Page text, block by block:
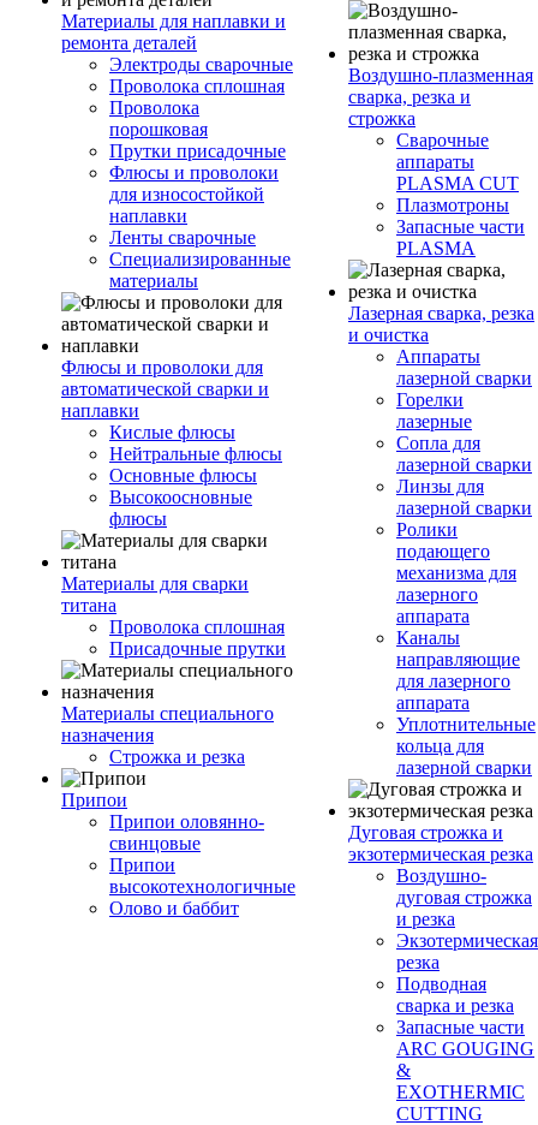
Материалы для наплавки и
ремонта деталей
Электроды сварочные
Проволока сплошная
Проволока
порошковая
Прутки присадочные
Флюсы и проволоки
для износостойкой
наплавки
Ленты сварочные
Специализированные
материалы
Флюсы и проволоки для
автоматической сварки и
наплавки
Кислые флюсы
Нейтральные флюсы
Основные флюсы
Высокоосновные
флюсы
Материалы для сварки
титана
Проволока сплошная
Присадочные прутки
Материалы специального
назначения
Строжка и резка
Припои
Припои оловянно-
свинцовые
Припои
высокотехнологичные
Олово и баббит
Воздушно-плазменная
сварка, резка и
строжка
Сварочные
аппараты
PLASMA CUT
Плазмотроны
Запасные части
PLASMA
Лазерная сварка, резка
и очистка
Аппараты
лазерной сварки
Горелки
лазерные
Сопла для
лазерной сварки
Линзы для
лазерной сварки
Ролики
подающего
механизма для
лазерного
аппарата
Каналы
направляющие
для лазерного
аппарата
Уплотнительные
кольца для
лазерной сварки
Дуговая строжка и
экзотермическая резка
Воздушно-
дуговая строжка
и резка
Экзотермическая
резка
Подводная
сварка и резка
Запасные части
ARC GOUGING
&
EXOTHERMIC
CUTTING